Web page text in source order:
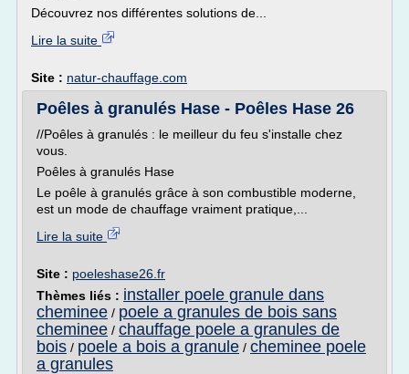
Découvrez nos différentes solutions de...
Lire la suite
Site : natur-chauffage.com
Poêles à granulés Hase - Poêles Hase 26
//Poêles à granulés : le meilleur du feu s'installe chez
vous.
Poêles à granulés Hase
Le poêle à granulés grâce à son combustible moderne,
est un mode de chauffage vraiment pratique,...
Lire la suite
Site : poeleshase26.fr
Thèmes liés : installer poele granule dans
cheminee / poele a granules de bois sans
cheminee / chauffage poele a granules de
bois / poele a bois a granule / cheminee poele
a granules